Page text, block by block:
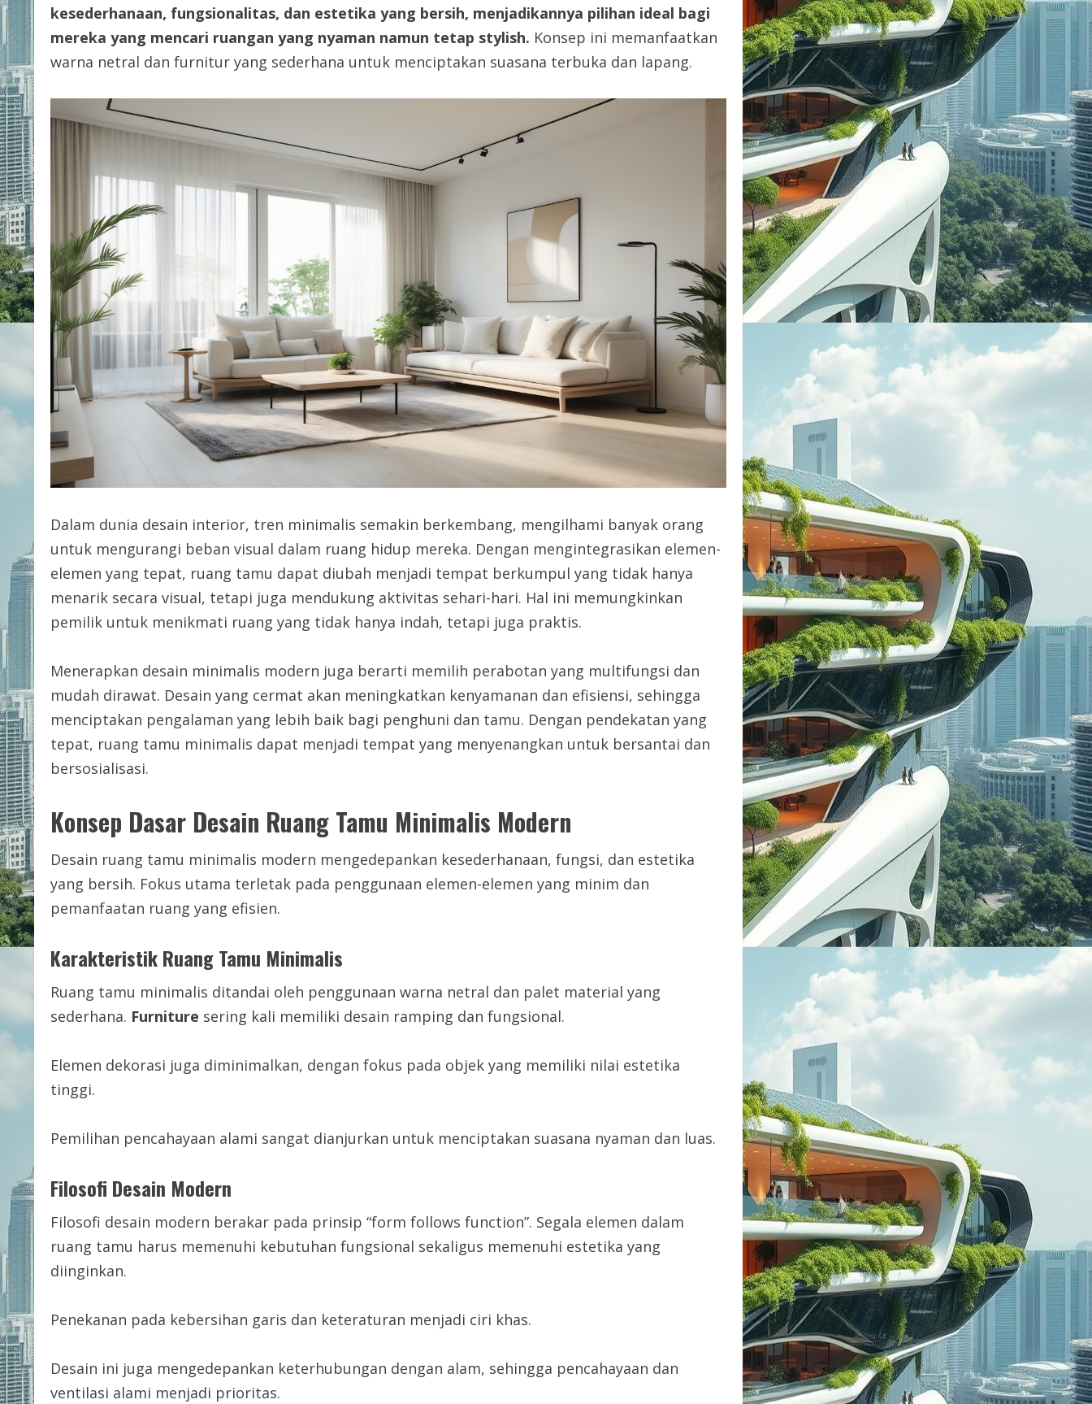
kesederhanaan, fungsionalitas, dan estetika yang bersih, menjadikannya pilihan ideal bagi
mereka yang mencari ruangan yang nyaman namun tetap stylish. Konsep ini memanfaatkan
warna netral dan furnitur yang sederhana untuk menciptakan suasana terbuka dan lapang.
Dalam dunia desain interior, tren minimalis semakin berkembang, mengilhami banyak orang
untuk mengurangi beban visual dalam ruang hidup mereka. Dengan mengintegrasikan elemen-
elemen yang tepat, ruang tamu dapat diubah menjadi tempat berkumpul yang tidak hanya
menarik secara visual, tetapi juga mendukung aktivitas sehari-hari. Hal ini memungkinkan
pemilik untuk menikmati ruang yang tidak hanya indah, tetapi juga praktis.
Menerapkan desain minimalis modern juga berarti memilih perabotan yang multifungsi dan
mudah dirawat. Desain yang cermat akan meningkatkan kenyamanan dan efisiensi, sehingga
menciptakan pengalaman yang lebih baik bagi penghuni dan tamu. Dengan pendekatan yang
tepat, ruang tamu minimalis dapat menjadi tempat yang menyenangkan untuk bersantai dan
bersosialisasi.
Konsep Dasar Desain Ruang Tamu Minimalis Modern
Desain ruang tamu minimalis modern mengedepankan kesederhanaan, fungsi, dan estetika
yang bersih. Fokus utama terletak pada penggunaan elemen-elemen yang minim dan
pemanfaatan ruang yang efisien.
Karakteristik Ruang Tamu Minimalis
Ruang tamu minimalis ditandai oleh penggunaan warna netral dan palet material yang
sederhana. Furniture sering kali memiliki desain ramping dan fungsional.
Elemen dekorasi juga diminimalkan, dengan fokus pada objek yang memiliki nilai estetika
tinggi.
Pemilihan pencahayaan alami sangat dianjurkan untuk menciptakan suasana nyaman dan luas.
Filosofi Desain Modern
Filosofi desain modern berakar pada prinsip “form follows function”. Segala elemen dalam
ruang tamu harus memenuhi kebutuhan fungsional sekaligus memenuhi estetika yang
diinginkan.
Penekanan pada kebersihan garis dan keteraturan menjadi ciri khas.
Desain ini juga mengedepankan keterhubungan dengan alam, sehingga pencahayaan dan
ventilasi alami menjadi prioritas.